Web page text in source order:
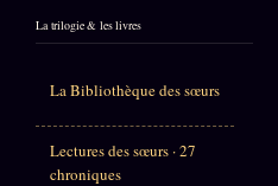
La trilogie & les livres
La Bibliothèque des sœurs
Lectures des sœurs · 27
chroniques